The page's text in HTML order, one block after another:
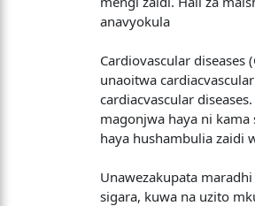
anavyokula
Cardiovascular
unaoitwa
cardiacvascular
magonjwa haya ni
haya hushambulia zaidi
Unawezakupata
sigara, kuwa na uzito